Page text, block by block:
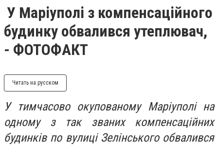
У Маріуполі з компенсаційного
будинку обвалився утеплювач,
- ФОТОФАКТ
Читать на русском
У тимчасово окупованому Маріуполі на
одному з так званих компенсаційних
будинків по вулиці Зелінського обвалився